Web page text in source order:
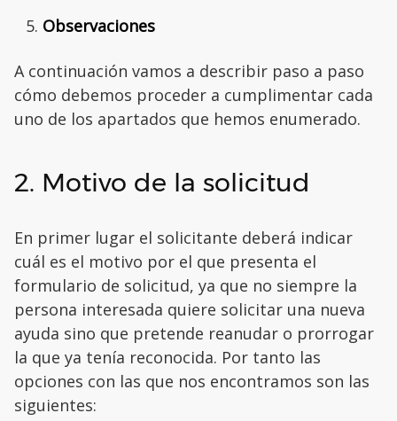
Observaciones
A continuación vamos a describir paso a paso
cómo debemos proceder a cumplimentar cada
uno de los apartados que hemos enumerado.
2. Motivo de la solicitud
En primer lugar el solicitante deberá indicar
cuál es el motivo por el que presenta el
formulario de solicitud, ya que no siempre la
persona interesada quiere solicitar una nueva
ayuda sino que pretende reanudar o prorrogar
la que ya tenía reconocida. Por tanto las
opciones con las que nos encontramos son las
siguientes: